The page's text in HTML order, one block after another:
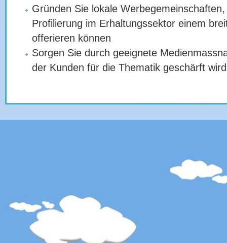
Gründen Sie lokale
Profilierung im Erhaltungssektor einem
offerieren können
Sorgen Sie durch geeignete
der Kunden für die Thematik geschärft wird